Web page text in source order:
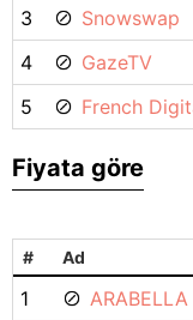
3
Snowswap
4
GazeTV
5
French
Fiyata göre
# Ad
1 ARABELLA